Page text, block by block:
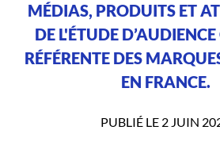
MÉDIAS, PRODUITS ET
DE L'ÉTUDE
RÉFÉRENTE DES
EN FRANCE.
PUBLIÉ LE 2 JUIN